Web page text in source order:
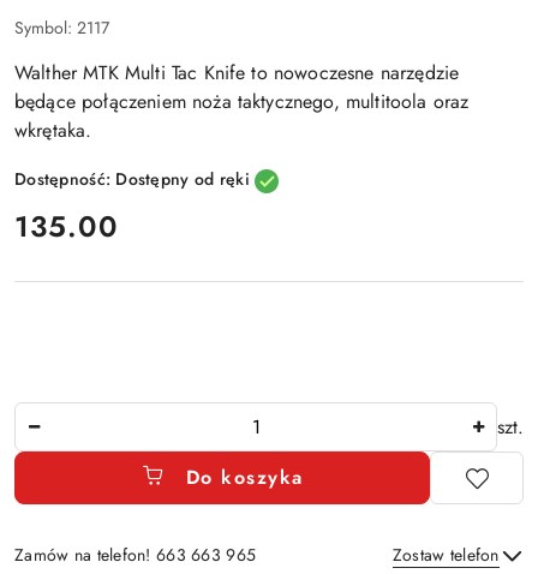
Symbol: 2117
Walther MTK Multi Tac Knife to nowoczesne narzędzie
będące połączeniem noża taktycznego, multitoola oraz
wkrętaka.
Dostępność: Dostępny od ręki
cena:
135.00
szt.
Do koszyka
Zamów na telefon! 663 663 965 Zostaw telefon